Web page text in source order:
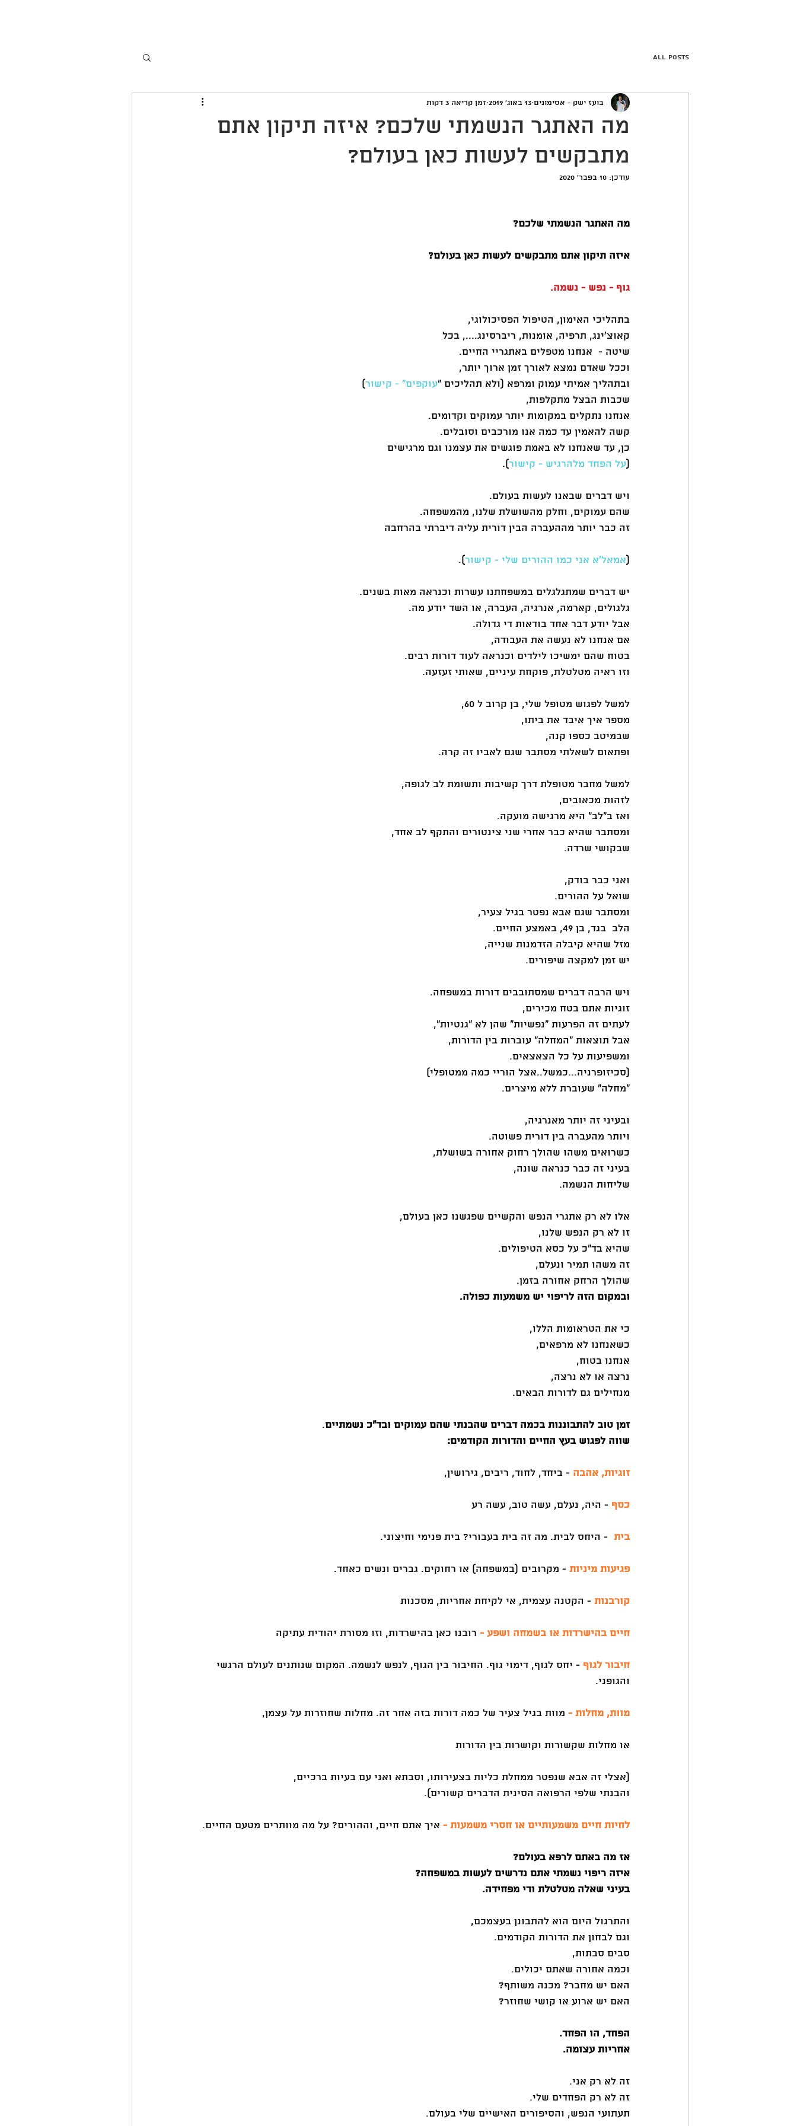
All Posts
מה האתגר הנשמתי שלכם? איזה תיקון אתם
מתבקשים לעשות כאן בעולם?
בועז ישק - אסימונים 13 באוג׳ 2019 זמן קריאה 3 דקות
עודכן: 10 בפבר׳ 2020
מה האתגר הנשמתי שלכם?
איזה תיקון אתם מתבקשים לעשות כאן בעולם?
גוף - נפש - נשמה.
בתהליכי האימון, הטיפול הפסיכולוגי,
קאוצ'ינג, תרפיה, אומנות, ריברסינג...., בכל
שיטה -  אנחנו מטפלים באתגריי החיים.
וככל שאדם נמצא לאורך זמן ארוך יותר,
ובתהליך אמיתי עמוק ומרפא (ולא תהליכים "עוקפים" - קישור)
שכבות הבצל מתקלפות,
אנחנו נתקלים במקומות יותר עמוקים וקדומים.
קשה להאמין עד כמה אנו מורכבים וסובלים.
כן, עד שאנחנו לא באמת פוגשים את עצמנו וגם מרגישים
(על הפחד מלהרגיש - קישור).
ויש דברים שבאנו לעשות בעולם.
שהם עמוקים, וחלק מהשושלת שלנו, מהמשפחה.
זה כבר יותר מההעברה הבין דורית עליה דיברתי בהרחבה
(אמאל'א אני כמו ההורים שלי - קישור).
יש דברים שמתגלגלים במשפחתנו עשרות וכנראה מאות בשנים.
גלגולים, קארמה, אנרגיה, העברה, או השד יודע מה.
אבל יודע דבר אחד בודאות די גדולה.
אם אנחנו לא נעשה את העבודה,
בטוח שהם ימשיכו לילדים וכנראה לעוד דורות רבים.
וזו ראיה מטלטלת, פוקחת עיניים, שאותי זעזעה.
למשל לפגוש מטופל שלי, בן קרוב ל 60,
מספר איך איבד את ביתו,
שבמיטב כספו קנה,
ופתאום לשאלתי מסתבר שגם לאביו זה קרה.
למשל מחבר מטופלת דרך קשיבות ותשומת לב לגופה,
לזהות מכאובים,
ואז ב"לב" היא מרגישה מועקה.
ומסתבר שהיא כבר אחרי שני צינטורים והתקף לב אחד,
שבקושי שרדה.
ואני כבר בודק,
שואל על ההורים.
ומסתבר שגם אבא נפטר בגיל צעיר,
הלב  בגד, בן 49, באמצע החיים.
מזל שהיא קיבלה הזדמנות שנייה,
יש זמן למקצה שיפורים.
ויש הרבה דברים שמסתובבים דורות במשפחה.
זוגיות אתם בטח מכירים,
לעתים זה הפרעות “נפשיות” שהן לא “גנטיות”,
אבל תוצאות "המחלה" עוברות בין הדורות,
ומשפיעות על כל הצאצאים.
(סכיזופרניה...כמשל..אצל הוריי כמה ממטופלי)
"מחלה" שעוברת ללא מיצרים.
ובעיני זה יותר מאנרגיה,
ויותר מהעברה בין דורית פשוטה.
כשרואים משהו שהולך רחוק אחורה בשושלת,
בעיני זה כבר כנראה שונה,
שליחות הנשמה.
אלו לא רק אתגרי הנפש והקשיים שפגשנו כאן בעולם,
זו לא רק הנפש שלנו,
שהיא בד"כ על כסא הטיפולים.
זה משהו תמיר ונעלם,
שהולך הרחק אחורה בזמן.
ובמקום הזה לריפוי יש משמעות כפולה.
כי את הטראומות הללו,
כשאנחנו לא מרפאים,
אנחנו בטוח,
נרצה או לא נרצה,
מנחילים גם לדורות הבאים.
זמן טוב להתבוננות בכמה דברים שהבנתי שהם עמוקים ובד"כ נשמתיים.
שווה לפגוש בעץ החיים והדורות הקודמים:
זוגיות, אהבה - ביחד, לחוד, ריבים, גירושין,
כסף - היה, נעלם, עשה טוב, עשה רע
בית
  - היחס לבית. מה זה בית בעבורי? בית פנימי וחיצוני.
פגיעות מיניות - מקרובים (במשפחה) או רחוקים. גברים ונשים כאחד.
קורבנות - הקטנה עצמית, אי לקיחת אחריות, מסכנות
חיים בהישרדות או בשמחה ושפע - רובנו כאן בהישרדות, וזו מסורת יהודית עתיקה
חיבור לגוף - יחס לגוף, דימוי גוף. החיבור בין הגוף, לנפש לנשמה. המקום שנותנים לעולם הרגשי
והגופני.
מוות, מחלות - מוות בגיל צעיר של כמה דורות בזה אחר זה. מחלות שחוזרות על עצמן,
או מחלות שקשורות וקושרות בין הדורות
(אצלי זה אבא שנפטר ממחלת כליות בצעירותו, וסבתא ואני עם בעיות ברכיים,
והבנתי שלפי הרפואה הסינית הדברים קשורים).
לחיות חיים משמעותיים או חסרי משמעות - איך אתם חיים, וההורים? על מה מוותרים מטעם החיים.
אז מה באתם לרפא בעולם?
איזה ריפוי נשמתי אתם נדרשים לעשות במשפחה?
בעיני שאלה מטלטלת ודי מפחידה.
והתרגול היום הוא להתבונן בעצמכם,
וגם לבחון את הדורות הקודמים.
סבים סבתות,
וכמה אחורה שאתם יכולים.
האם יש מחבר? מכנה משותף?
האם יש ארוע או קושי שחוזר?
הפחד, הו הפחד.
אחריות עצומה.
זה לא רק אני.
זה לא רק הפחדים שלי.
תעתועי הנפש, והסיפורים האישיים שלי בעולם.